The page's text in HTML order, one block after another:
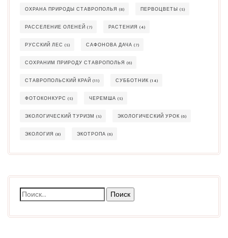
ОХРАНА ПРИРОДЫ СТАВРОПОЛЬЯ (8) ПЕРВОЦВЕТЫ (5)
РАССЕЛЕНИЕ ОЛЕНЕЙ (7) РАСТЕНИЯ (4)
РУССКИЙ ЛЕС (5) САФОНОВА ДАЧА (7)
СОХРАНИМ ПРИРОДУ СТАВРОПОЛЬЯ (6)
СТАВРОПОЛЬСКИЙ КРАЙ (11) СУББОТНИК (14)
ФОТОКОНКУРС (5) ЧЕРЕМША (5)
ЭКОЛОГИЧЕСКИЙ ТУРИЗМ (5) ЭКОЛОГИЧЕСКИЙ УРОК (6)
ЭКОЛОГИЯ (8) ЭКОТРОПА (6)
Найти: